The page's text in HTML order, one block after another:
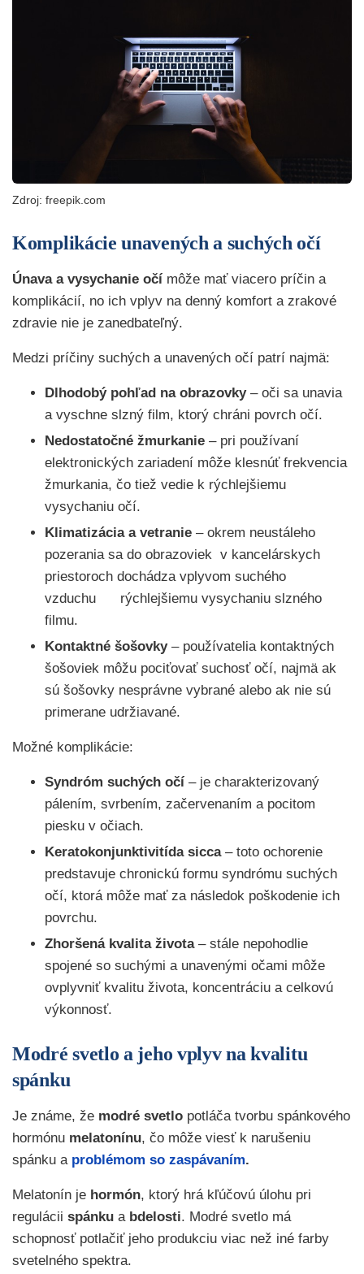
Zdroj: freepik.com
Komplikácie unavených a suchých očí
Únava a vysychanie očí môže mať viacero príčin a
komplikácií, no ich vplyv na denný komfort a zrakové
zdravie nie je zanedbateľný.
Medzi príčiny suchých a unavených očí patrí najmä:
Dlhodobý pohľad na obrazovky– oči sa unavia
a vyschne slzný film, ktorý chráni povrch očí.
Nedostatočné žmurkanie – pri používaní
elektronických zariadení môže klesnúť frekvencia
žmurkania, čo tiež vedie k rýchlejšiemu
vysychaniu očí.
Klimatizácia a vetranie – okrem neustáleho
pozerania sa do obrazoviek v kancelárskych
priestoroch dochádza vplyvom suchého
vzduchu rýchlejšiemu vysychaniu slzného
filmu.
Kontaktné šošovky– používatelia kontaktných
šošoviek môžu pociťovať suchosť očí, najmä ak
sú šošovky nesprávne vybrané alebo ak nie sú
primerane udržiavané.
Možné komplikácie:
Syndróm suchých očí – je charakterizovaný
pálením, svrbením, začervenaním a pocitom
piesku v očiach.
Keratokonjunktivitída sicca– toto ochorenie
predstavuje chronickú formu syndrómu suchých
očí, ktorá môže mať za následok poškodenie ich
povrchu.
Zhoršená kvalita života– stále nepohodlie
spojené so suchými a unavenými očami môže
ovplyvniť kvalitu života, koncentráciu a celkovú
výkonnosť.
Modré svetlo a jeho vplyv na kvalitu
spánku
Je známe, že modré svetlo potláča tvorbu spánkového
hormónu melatonínu, čo môže viesť k narušeniu
spánku a problémom so zaspávaním.
Melatonín je hormón, ktorý hrá kľúčovú úlohu pri
regulácii spánku a bdelosti. Modré svetlo má
schopnosť potlačiť jeho produkciu viac než iné farby
svetelného spektra.